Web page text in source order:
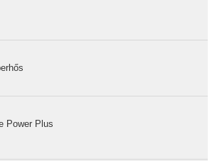
Power Plus